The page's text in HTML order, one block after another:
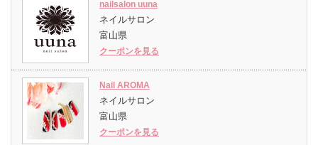
nailsalon uuna
ネイルサロン
富山県
クーポンを見る
Nail AROMA
ネイルサロン
富山県
クーポンを見る